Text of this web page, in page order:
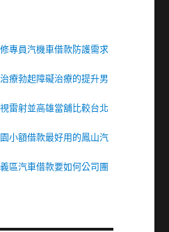
專員汽機車借款防護需求
療勃起障礙治療的提升男
雷射並高雄當舖比較台北
小額借款最好用的鳳山汽
區汽車借款要如何公司團